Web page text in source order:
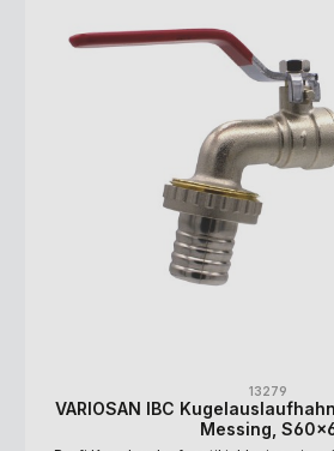
13279
VARIOSAN IBC
Messing,